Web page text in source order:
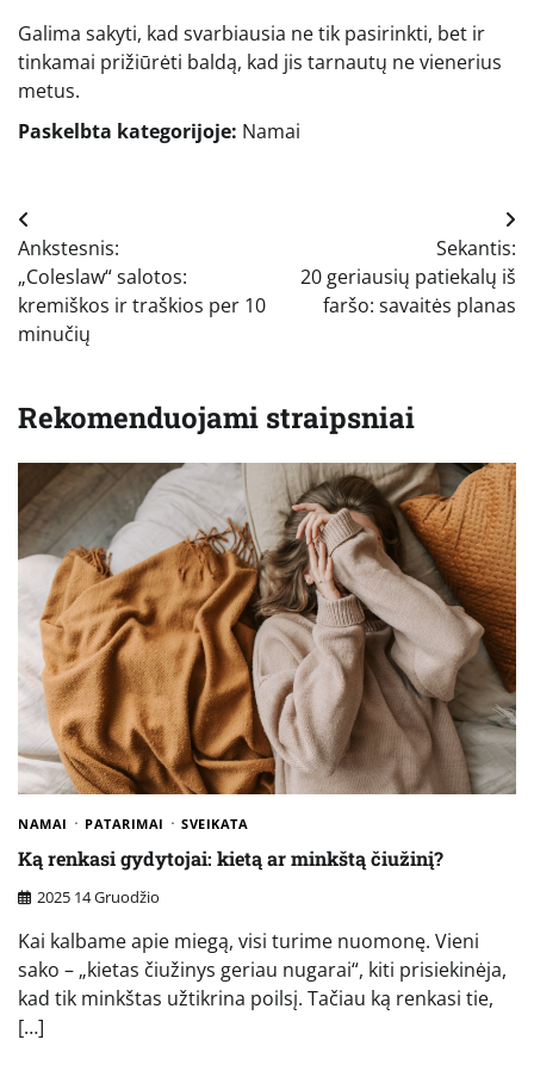
Galima sakyti, kad svarbiausia ne tik pasirinkti, bet ir
tinkamai prižiūrėti baldą, kad jis tarnautų ne vienerius
metus.
Paskelbta kategorijoje: Namai
Navigacija
tarp
įrašų
Ankstesnis:
„Coleslaw“ salotos:
kremiškos ir traškios per 10
minučių
Sekantis:
20 geriausių patiekalų iš
faršo: savaitės planas
Rekomenduojami straipsniai
NAMAI PATARIMAI SVEIKATA
Ką renkasi gydytojai: kietą ar minkštą čiužinį?
2025 14 Gruodžio
Kai kalbame apie miegą, visi turime nuomonę. Vieni
sako – „kietas čiužinys geriau nugarai“, kiti prisiekinėja,
kad tik minkštas užtikrina poilsį. Tačiau ką renkasi tie,
[…]